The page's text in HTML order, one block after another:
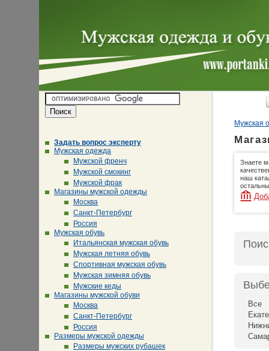
Задать вопрос эксперту
Мужская одежда
Мужской френч
Мужской смокинг
Мужской фрак
Магазины мужской одежды
Москва
Санкт-Петербург
Россия
Мужская обувь
Итальянская мужская обувь
Мужская летняя обувь
Спортивная мужская обувь
Мужская зимняя обувь
Мужские кеды
Магазины мужской обуви
Москва
Санкт-Петербург
Россия
Размеры мужской одежды
Размеры мужских рубашек
Мужская
Знаете
наш
Все